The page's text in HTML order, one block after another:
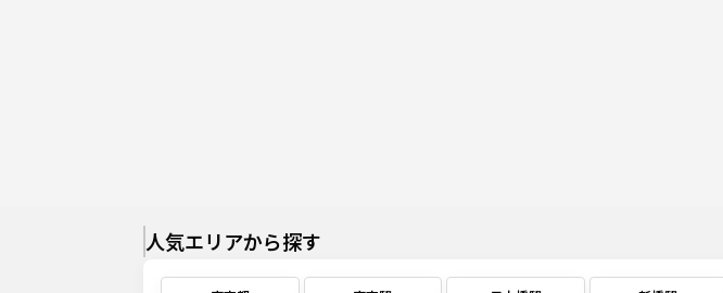
人気エリアから探す